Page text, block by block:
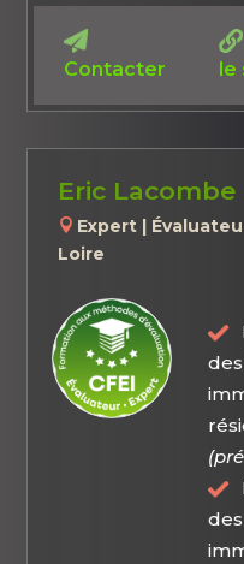
Contacter
le
Eric Lacombe
Expert |
Loire